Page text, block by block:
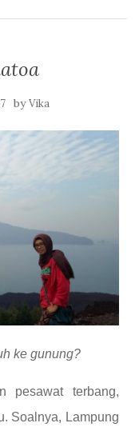
byVika
ke gunung?
pesawat terbang,
Soalnya, Lampung